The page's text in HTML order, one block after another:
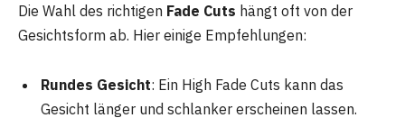
Die Wahl des richtigen Fade Cuts hängt oft von der
Gesichtsform ab. Hier einige Empfehlungen:
Rundes Gesicht: Ein High Fade Cuts kann das
Gesicht länger und schlanker erscheinen lassen.